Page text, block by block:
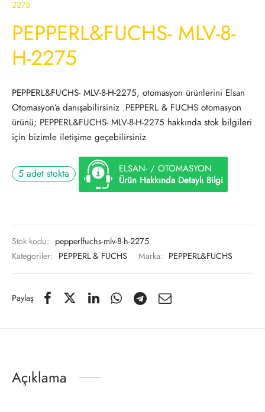
2275
PEPPERL&FUCHS- MLV-8-
H-2275
PEPPERL&FUCHS- MLV-8-H-2275, otomasyon ürünlerini Elsan
Otomasyon’a danışabilirsiniz .PEPPERL & FUCHS otomasyon
ürünü; PEPPERL&FUCHS- MLV-8-H-2275 hakkında stok bilgileri
için bizimle iletişime geçebilirsiniz
5 adet stokta
ELSAN- / OTOMASYON
Ürün Hakkında Detaylı Bilgi
Stok kodu: pepperlfuchs-mlv-8-h-2275
Kategoriler: PEPPERL & FUCHS Marka: PEPPERL&FUCHS
Paylaş
Açıklama